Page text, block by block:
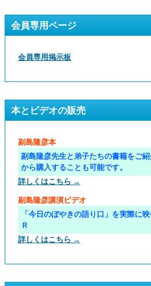
会員専用ページ
会員専用掲示板
本とビデオの販売
副島隆彦本
副島隆彦先生と弟子たちの書籍をご
から購入することも可能です。
詳しくはこちら →
副島隆彦講演ビデオ
「今日のぼやきの語り口」を実際に
Ｒ
詳しくはこちら →